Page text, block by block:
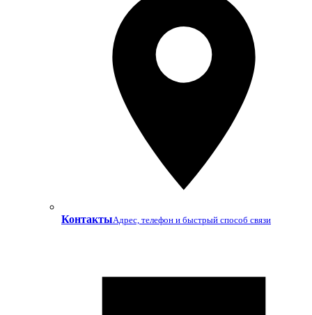
КонтактыАдрес, телефон и быстрый способ связи